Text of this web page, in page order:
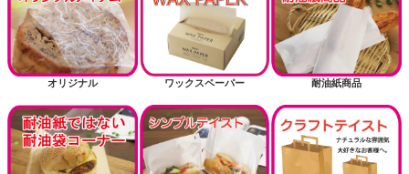
掘り出し物
お正月
耐油紙でない耐油袋商品（内面に樹脂フィルム）
送風機関連商品
オリジナル ワックスペーパー 耐油紙商品